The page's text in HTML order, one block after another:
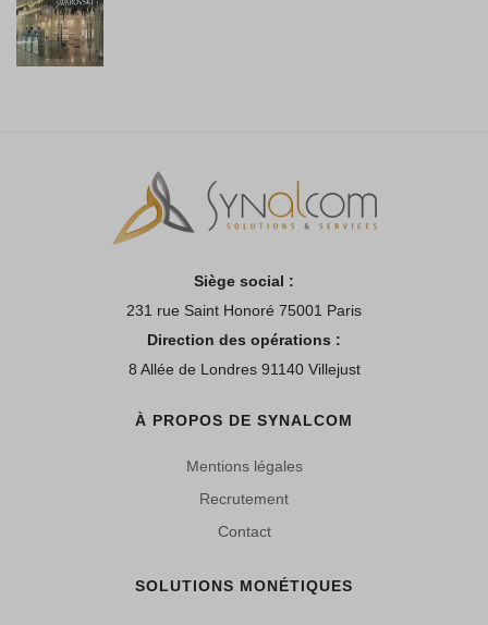
Siège social :
231 rue Saint Honoré 75001 Paris
Direction des opérations :
8 Allée de Londres 91140 Villejust
À PROPOS DE SYNALCOM
Mentions légales
Recrutement
Contact
SOLUTIONS MONÉTIQUES